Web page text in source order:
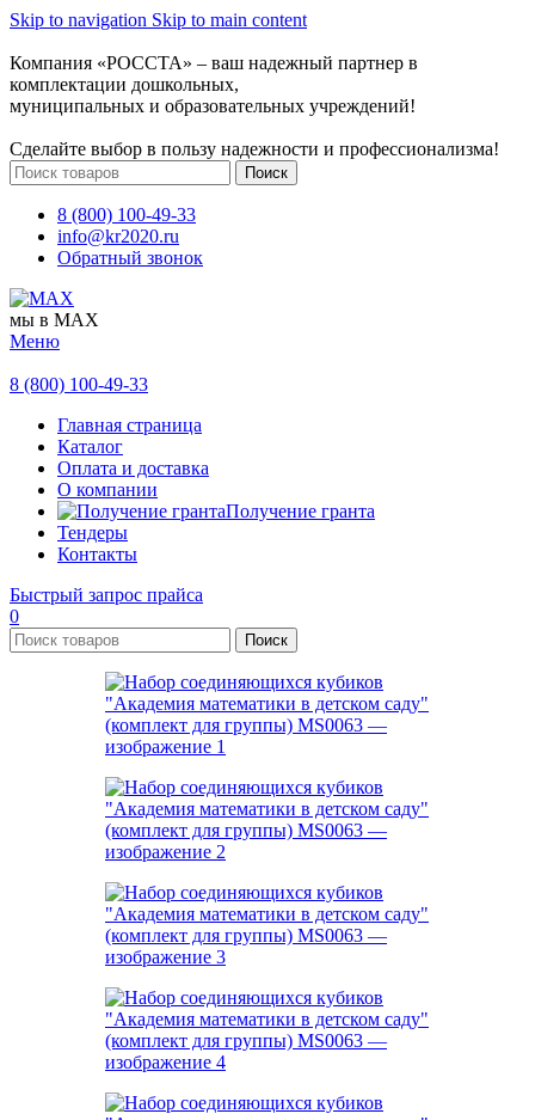
Skip to navigation Skip to main content
Компания «РОССТА» – ваш надежный партнер в
комплектации дошкольных,
муниципальных и образовательных учреждений!
Сделайте выбор в пользу надежности и профессионализма!
Поиск
8 (800) 100-49-33
info@kr2020.ru
Обратный звонок
мы в MAX
Меню
8 (800) 100-49-33
Главная страница
Каталог
Оплата и доставка
О компании
Получение гранта
Тендеры
Контакты
Быстрый запрос прайса
0
Поиск